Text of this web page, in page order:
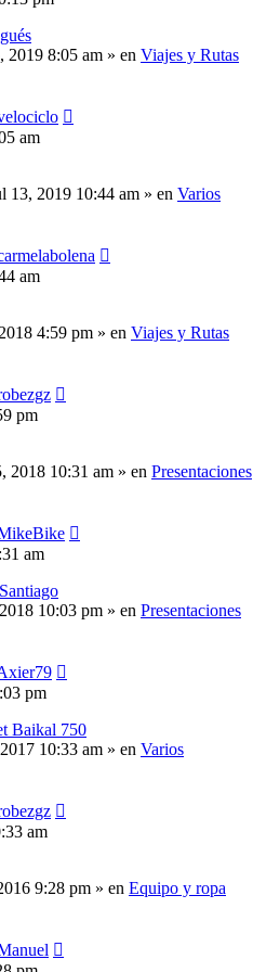
2019 8:05 am » en Viajes y Rutas
am
13, 2019 10:44 am » en Varios
am
4:59 pm » en Viajes y Rutas
pm
2018 10:31 am » en Presentaciones
am
10:03 pm » en Presentaciones
pm
Baikal 750
10:33 am » en Varios
am
9:28 pm » en Equipo y ropa